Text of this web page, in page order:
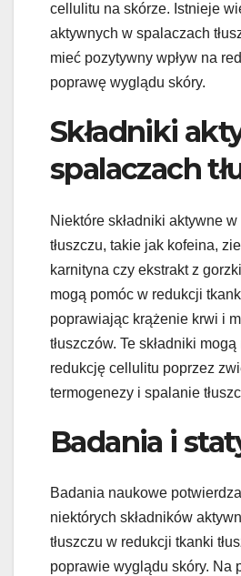
cellulitu na skórze. Istnieje
aktywnych w spalaczach
mieć pozytywny wpływ na
poprawę wyglądu skóry.
Składniki
spalaczach
Niektóre składniki aktywne
tłuszczu, takie jak kofeina,
karnityna czy ekstrakt z
mogą pomóc w redukcji
poprawiając krążenie krwi i
tłuszczów. Te składniki
redukcję cellulitu poprzez
termogenezy i spalanie
Badania i
Badania naukowe
niektórych składników
tłuszczu w redukcji tkanki
poprawie wyglądu skóry. Na